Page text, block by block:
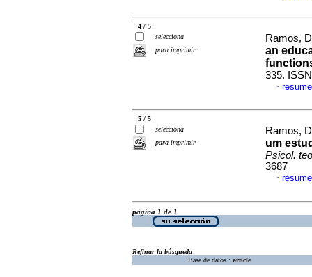
4 / 5
selecciona
para imprimir
Ramos,
an
335.
·
5 / 5
selecciona
para imprimir
Ramos,
um
Psicol.
3687
·
página 1 de 1
Refinar la búsqueda
Base de datos : article